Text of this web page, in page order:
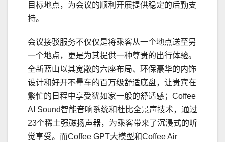
目标地点，为会议的顺利开展提供稳定的后勤支
持。
会议接驳服务不仅仅是将乘客从一个地点送至另
一个地点，更是为其提供一种尊贵的出行体验。
全新蓝山以其宽敞的六座布局、环保豪华的内饰
设计和好开不晕车的百万级舒适底盘，让贵宾在
繁忙的日程中享受犹如家一般的舒适感；Coffee
AI Sound智能音响系统和杜比全景声技术，通过
23个稀土强磁扬声器，为乘客带来了沉浸式的听
觉享受。而Coffee GPT大模型和Coffee Air